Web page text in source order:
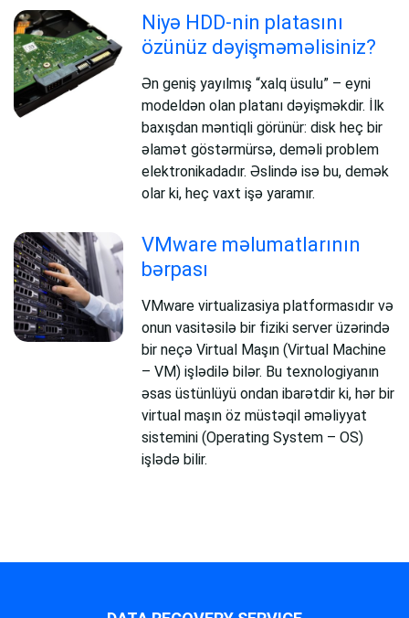
Niyə HDD-nin platasını
özünüz dəyişməməlisiniz?
Ən geniş yayılmış “xalq üsulu” – eyni
modeldən olan platanı dəyişməkdir. İlk
baxışdan məntiqli görünür: disk heç bir
əlamət göstərmürsə, deməli problem
elektronikadadır. Əslində isə bu, demək
olar ki, heç vaxt işə yaramır.
VMware məlumatlarının
bərpası
VMware virtualizasiya platformasıdır və
onun vasitəsilə bir fiziki server üzərində
bir neçə Virtual Maşın (Virtual Machine
– VM) işlədilə bilər. Bu texnologiyanın
əsas üstünlüyü ondan ibarətdir ki, hər bir
virtual maşın öz müstəqil əməliyyat
sistemini (Operating System – OS)
işlədə bilir.